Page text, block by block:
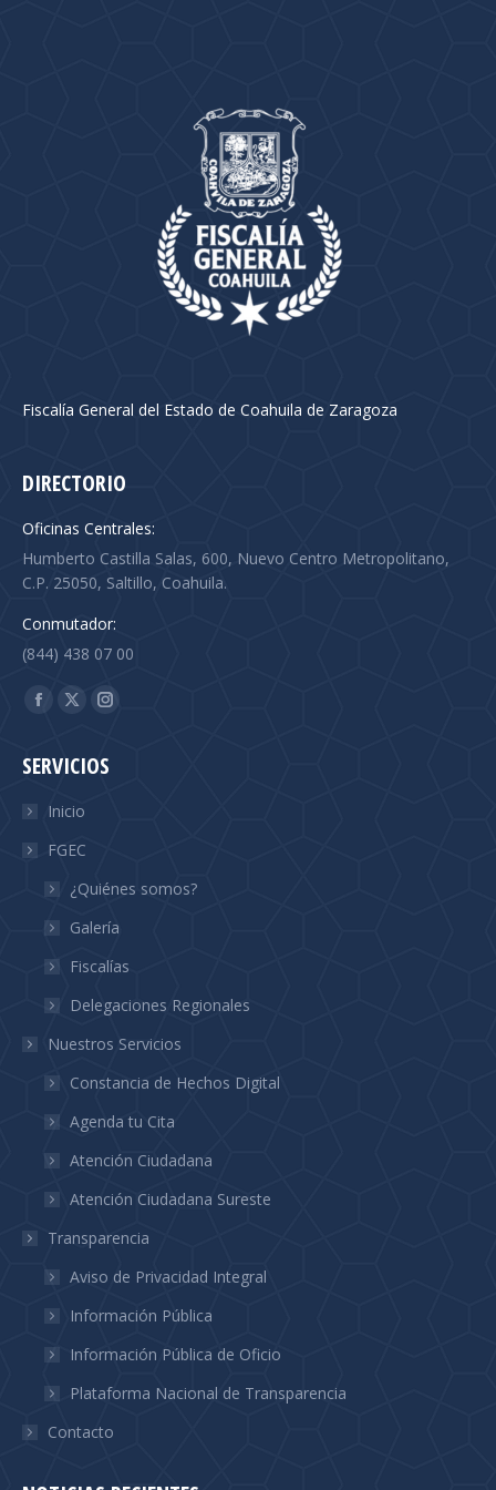
Fiscalía General del Estado de Coahuila de Zaragoza
DIRECTORIO
Oficinas Centrales:
Humberto Castilla Salas, 600, Nuevo Centro Metropolitano,
C.P. 25050, Saltillo, Coahuila.
Conmutador:
(844) 438 07 00
Find us on:
Facebook
opens
window
X
opens
window
Instagram
opens
SERVICIOS
Inicio
FGEC
¿Quiénes somos?
Galería
Fiscalías
Delegaciones Regionales
Nuestros Servicios
Constancia de Hechos Digital
Agenda tu Cita
Atención Ciudadana
Atención Ciudadana Sureste
Transparencia
Aviso de Privacidad Integral
Información Pública
Información Pública de Oficio
Plataforma Nacional de Transparencia
Contacto